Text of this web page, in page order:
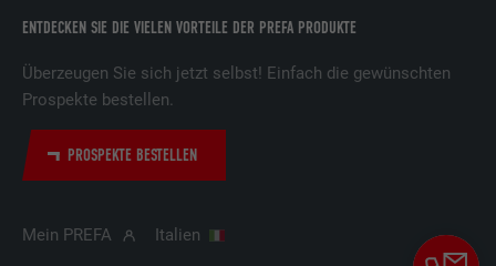
ENTDECKEN SIE DIE VIELEN VORTEILE DER PREFA PRODUKTE
Überzeugen Sie sich jetzt selbst! Einfach die gewünschten
Prospekte bestellen.
PROSPEKTE BESTELLEN
Mein PREFA Italien
Name _gcl_au
Anbieter Google AdSense
Wird von Google AdSense zum
nutzen.